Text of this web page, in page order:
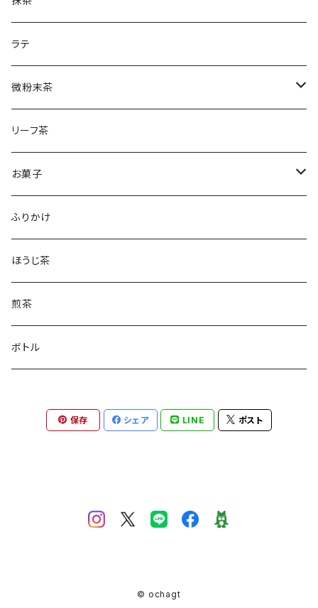
土山一晩ほうじ
微粉末和紅茶
刈下茶
水出しかぶせ茶
ラテ
微粉末茶
かぶせ茶
ほうじ茶
和紅茶
リーフ茶
お菓子
フィナンシェ
ふりかけ
ほうじ茶
煎茶
ボトル
保存 シェア LINE ポスト
© ochagt